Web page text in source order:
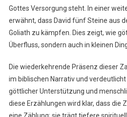
Gottes Versorgung steht. In einer
erwähnt, dass David fünf Steine aus
Goliath zu kämpfen. Dies zeigt, wie
Überfluss, sondern auch in kleinen
Die wiederkehrende Präsenz dieser
im biblischen Narrativ und
göttlicher Unterstützung und
diese Erzählungen wird klar, dass die